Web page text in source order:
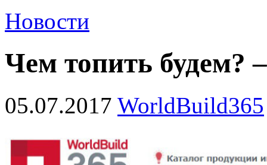
Новости
Чем топить будем?
05.07.2017 WorldBuild365